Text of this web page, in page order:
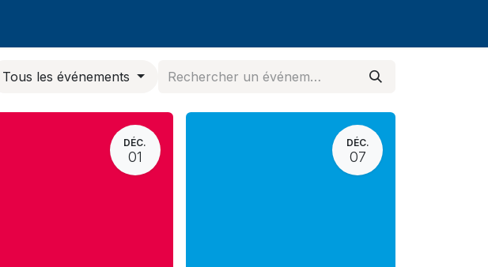
Tous les événements
DÉC.
01
DÉC.
07